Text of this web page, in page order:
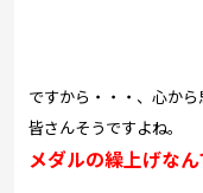
ですから・・・、心から
皆さんそうですよね。
メダルの繰上げなん